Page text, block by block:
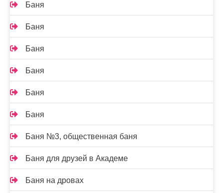
Баня
Баня
Баня
Баня
Баня
Баня
Баня №3, общественная баня
Баня для друзей в Академе
Баня на дровах